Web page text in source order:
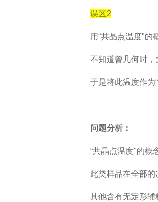
误区2
用“共晶点温度"的
不知道曾几何时，
于是将此温度作为“
问题分析：
“共晶点温度"的概
此类样品在全部
其他含有无定形